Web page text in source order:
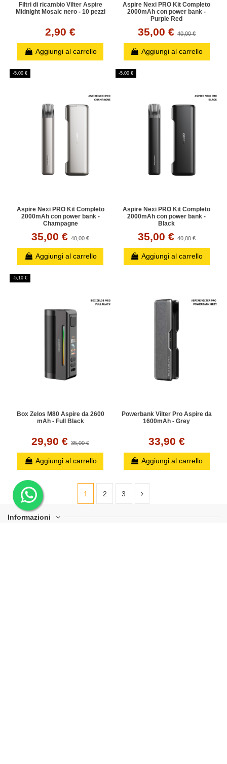
Filtri di ricambio Vilter Aspire
Midnight Mosaic nero - 10 pezzi
2,90 €
Aggiungi al carrello
Aspire Nexi PRO Kit Completo
2000mAh con power bank -
Purple Red
35,00 € 40,00 €
Aggiungi al carrello
-5,00 €
Aspire Nexi PRO Kit Completo
2000mAh con power bank -
Champagne
35,00 €40,00 €
Aggiungi al carrello
-5,00 €
Aspire Nexi PRO Kit Completo
2000mAh con power bank -
Black
35,00 € 40,00 €
Aggiungi al carrello
-5,10 €
Box Zelos M80 Aspire da 2600
mAh - Full Black
29,90 €35,00 €
Aggiungi al carrello
Powerbank Vilter Pro Aspire da
1600mAh - Grey
33,90 €
Aggiungi al carrello
1 2 3
Informazioni